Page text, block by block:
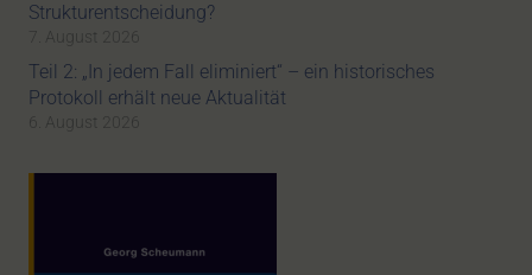
Strukturentscheidung?
7. August 2026
Teil 2: „In jedem Fall eliminiert“ – ein historisches
Protokoll erhält neue Aktualität
6. August 2026